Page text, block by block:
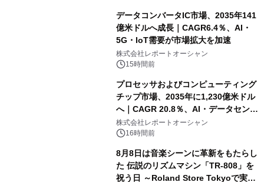
データコンバータIC市場、2035年141
億米ドルへ成長｜CAGR6.4％、AI・
5G・IoT需要が市場拡大を加速
株式会社レポートオーシャン
15時間前
プロセッサおよびコンピューティング
チップ市場、2035年に1,230億米ドル
へ｜CAGR 20.8％、AI・データセンタ
ー需要が成長を牽引
株式会社レポートオーシャン
16時間前
8月8日は音楽シーンに革新をもたらし
た 伝説のリズムマシン「TR-808」を
祝う日 ～Roland Store Tokyoで実機